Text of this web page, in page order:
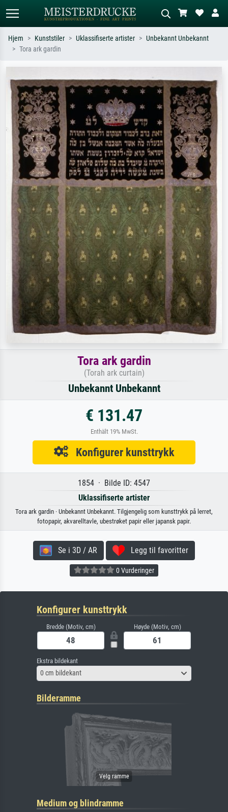
eksempel Monet, Stjernenatt,
impresjonisme, Hokusai-bølgen, akt.
Beskriv scenen – for eksempel grønn
eng, abstrakt med mye rødt, mørkt
oljemaleri, stående akt ved et tre.
Hjem Kunststiler Uklassifiserte artister
Unbekannt Unbekannt
Tora ark gardin
Tora ark gardin
(Torah ark curtain)
Unbekannt Unbekannt
€ 131.47
Enthält 19% MwSt.
Konfigurer kunsttrykk
1854 · Bilde ID: 4547
Uklassifiserte artister
Tora ark gardin · Unbekannt Unbekannt. Tilgjengelig som kunsttrykk på lerret,
fotopapir, akvarelltavle, ubestrøket papir eller japansk papir.
Se i 3D / AR Legg til favoritter
0 Vurderinger
Konfigurer kunsttrykk
Bredde (Motiv, cm) Høyde (Motiv, cm)
Ekstra bildekant
0 cm bildekant
Bilderamme
Medium og blindramme